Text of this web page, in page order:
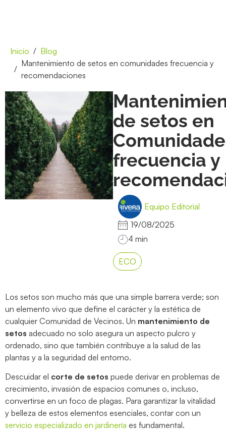
Inicio
Blog
Mantenimiento de setos en comunidades frecuencia y
recomendaciones
de setos en
frecuencia y
Equipo Editorial
19/08/2025
ECO
Los setos son mucho más que una simple barrera verde; son
un elemento vivo que define el carácter y la estética de
cualquier Comunidad de Vecinos. Un mantenimiento de
setos adecuado no solo asegura un aspecto pulcro y
ordenado, sino que también contribuye a la salud de las
plantas y a la seguridad del entorno.
Descuidar el corte de setos puede derivar en problemas de
crecimiento, invasión de espacios comunes o, incluso,
convertirse en un foco de plagas. Para garantizar la vitalidad
y belleza de estos elementos esenciales, contar con un
servicio especializado en jardinería es fundamental.